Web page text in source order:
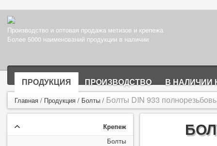
Производство и оптовая продажа метизов и крепежа
Более 5000 наименований продукции в наличии
ПРОДУКЦИЯ ПРОИЗВОДСТВО В НАЛИЧИИ
Главная / Продукция / Болты / Болты DIN 933
Крепеж
Болты